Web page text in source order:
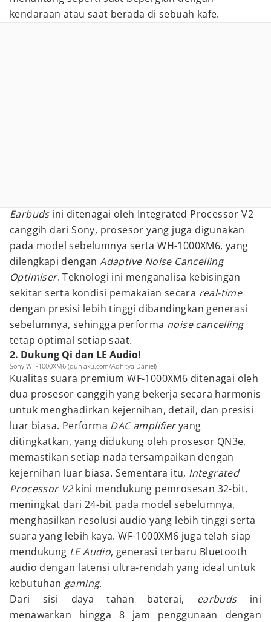
kendaraan atau saat berada di sebuah kafe.
Earbuds ini ditenagai oleh Integrated Processor V2
canggih dari Sony, prosesor yang juga digunakan
pada model sebelumnya serta WH-1000XM6, yang
dilengkapi denganAdaptive Noise Cancelling
Optimiser. Teknologi ini menganalisa kebisingan
sekitar serta kondisi pemakaian secara real-time
dengan presisi lebih tinggi dibandingkan generasi
sebelumnya, sehingga performa noise cancelling
tetap optimal setiap saat.
2. Dukung Qi dan LE Audio!
Sony WF-1000XM6 (duniaku.com/Adhitya Daniel)
Kualitas suara premium WF-1000XM6 ditenagai oleh
dua prosesor canggih yang bekerja secara harmonis
untuk menghadirkan kejernihan, detail, dan presisi
luar biasa. Performa DAC amplifieryang
ditingkatkan, yang didukung oleh prosesor QN3e,
memastikan setiap nada tersampaikan dengan
kejernihan luar biasa. Sementara itu, Integrated
Processor V2kini mendukung pemrosesan 32-bit,
meningkat dari 24-bit pada model sebelumnya,
menghasilkan resolusi audio yang lebih tinggi serta
suara yang lebih kaya. WF-1000XM6 juga telah siap
mendukung LE Audio, generasi terbaru Bluetooth
audio dengan latensi ultra-rendah yang ideal untuk
kebutuhan gaming.
Dari sisi daya tahan baterai, earbudsini
menawarkan hingga 8 jam penggunaan dengan